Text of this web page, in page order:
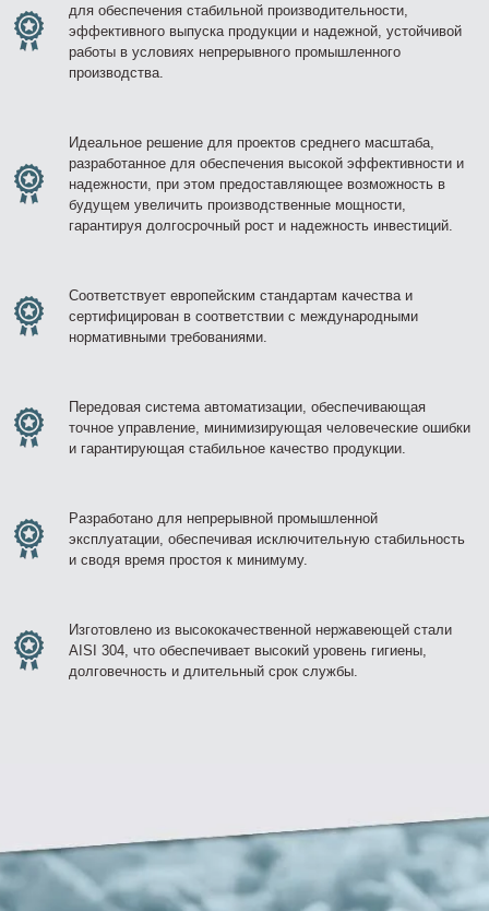
для обеспечения стабильной производительности,
эффективного выпуска продукции и надежной, устойчивой
работы в условиях непрерывного промышленного
производства.
Идеальное решение для проектов среднего масштаба,
разработанное для обеспечения высокой эффективности и
надежности, при этом предоставляющее возможность в
будущем увеличить производственные мощности,
гарантируя долгосрочный рост и надежность инвестиций.
Соответствует европейским стандартам качества и
сертифицирован в соответствии с международными
нормативными требованиями.
Передовая система автоматизации, обеспечивающая
точное управление, минимизирующая человеческие ошибки
и гарантирующая стабильное качество продукции.
Разработано для непрерывной промышленной
эксплуатации, обеспечивая исключительную стабильность
и сводя время простоя к минимуму.
Изготовлено из высококачественной нержавеющей стали
AISI 304, что обеспечивает высокий уровень гигиены,
долговечность и длительный срок службы.
Zirve Extrussion
Мы ответим как можно скорее